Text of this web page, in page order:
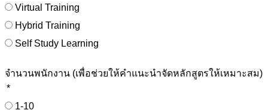
Virtual Training
Hybrid Training
Self Study Learning
จำนวนพนักงาน (เพื่อช่วยให้คำแนะนำจัดหลักสูตรให้เหมาะสม)
1-10